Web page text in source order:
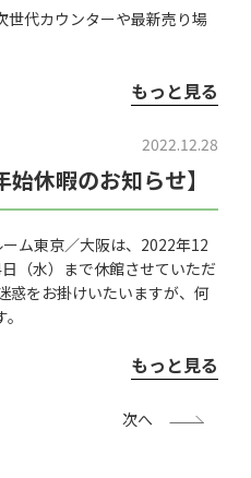
代カウンターや最新売り場
もっと見る
始休暇のお知らせ】
2022.12.28
ム東京／大阪は、2022年12
（水）まで休館させていただ
惑をお掛けいたいますが、何
もっと見る
次へ